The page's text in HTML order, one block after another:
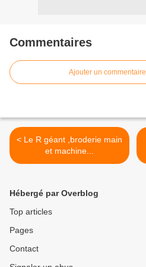
Commentaires
Ajouter un commentaire
< Le R géant ,broderie main
et machine...
Hébergé par Overblog
Top articles
Pages
Contact